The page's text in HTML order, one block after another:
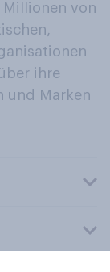
von
ihre
und Marken